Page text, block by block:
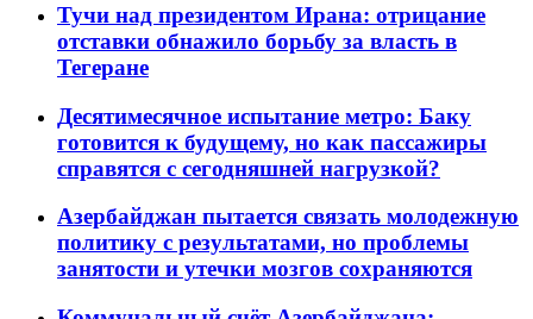
Тучи над президентом Ирана: отрицание
отставки обнажило борьбу за власть в
Тегеране
Десятимесячное испытание метро: Баку
готовится к будущему, но как пассажиры
справятся с сегодняшней нагрузкой?
Азербайджан пытается связать молодежную
политику с результатами, но проблемы
занятости и утечки мозгов сохраняются